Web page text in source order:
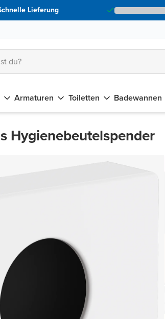
Lieferung
Armaturen Toiletten Badewannen
Hygienebeutelspender